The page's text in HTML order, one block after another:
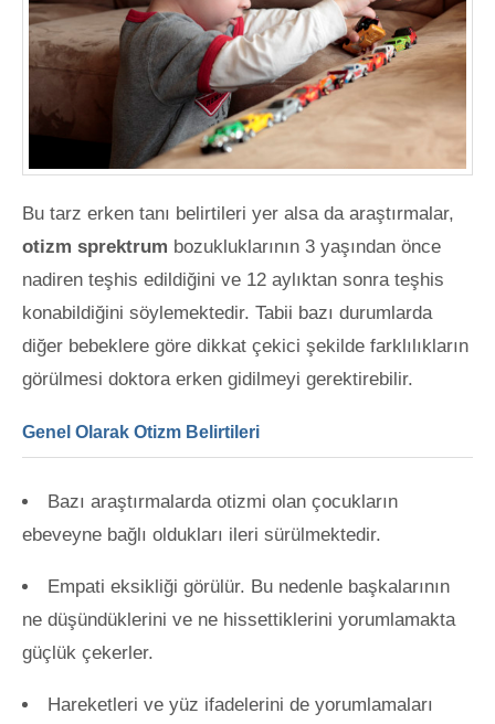
Bu tarz erken tanı belirtileri yer alsa da araştırmalar,
otizm sprektrum bozukluklarının 3 yaşından önce
nadiren teşhis edildiğini ve 12 aylıktan sonra teşhis
konabildiğini söylemektedir. Tabii bazı durumlarda
diğer bebeklere göre dikkat çekici şekilde farklılıkların
görülmesi doktora erken gidilmeyi gerektirebilir.
Genel Olarak Otizm Belirtileri
Bazı araştırmalarda otizmi olan çocukların
ebeveyne bağlı oldukları ileri sürülmektedir.
Empati eksikliği görülür. Bu nedenle başkalarının
ne düşündüklerini ve ne hissettiklerini yorumlamakta
güçlük çekerler.
Hareketleri ve yüz ifadelerini de yorumlamaları